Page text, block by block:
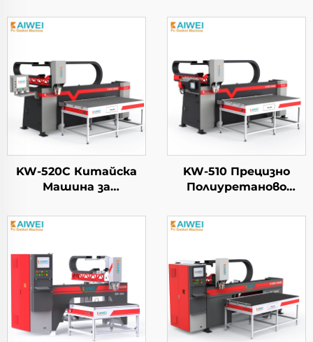
KW-520C Китайска
Машина за
Пена за Упаковка с
Високо Налягане
KW-510 Прецизно
Полиуретаново
Оборудване
Производители на
Кабинетна Врата за
Пенене